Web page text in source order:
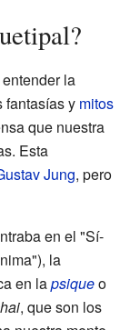
la
fantasías y mitos
que nuestra
Esta
Jung, pero
en el "Sí-
la
en lapsiqueo
, que son los